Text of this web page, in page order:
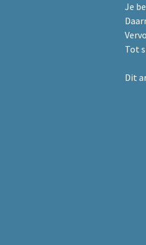
Je
Tot
Dit